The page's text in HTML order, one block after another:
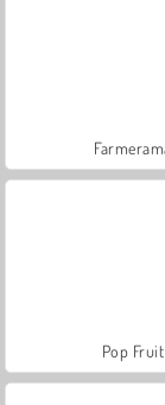
Pop Fruit